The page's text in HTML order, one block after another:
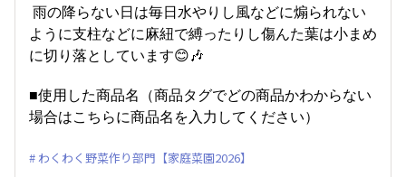
雨の降らない日は毎日水やりし風などに煽られない
ように支柱などに麻紐で縛ったりし傷んた葉は小まめ
に切り落としています😊🎶
■使用した商品名（商品タグでどの商品かわからない
場合はこちらに商品名を入力してください）
わくわく野菜作り部門【家庭菜園2026】